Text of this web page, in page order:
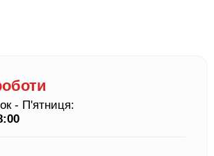
- П'ятниця: